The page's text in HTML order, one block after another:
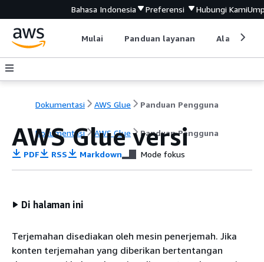
Bahasa Indonesia Preferensi Hubungi Kami
Mulai Panduan layanan Alat
Dokumentasi AWS Glue Panduan Pengguna
Dokumentasi AWS Glue Panduan Pengguna
AWS Glue versi
PDF RSS Markdown Mode fokus
Di halaman ini
Terjemahan disediakan oleh mesin penerjemah. Jika
konten terjemahan yang diberikan bertentangan